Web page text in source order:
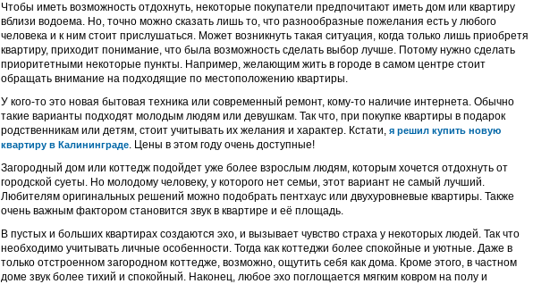
Чтобы иметь возможность отдохнуть, некоторые покупатели предпочитают иметь дом или квартиру
вблизи водоема. Но, точно можно сказать лишь то, что разнообразные пожелания есть у любого
человека и к ним стоит прислушаться. Может возникнуть такая ситуация, когда только лишь приобретя
квартиру, приходит понимание, что была возможность сделать выбор лучше. Потому нужно сделать
приоритетными некоторые пункты. Например, желающим жить в городе в самом центре стоит
обращать внимание на подходящие по местоположению квартиры.
У кого-то это новая бытовая техника или современный ремонт, кому-то наличие интернета. Обычно
такие варианты подходят молодым людям или девушкам. Так что, при покупке квартиры в подарок
родственникам или детям, стоит учитывать их желания и характер. Кстати, я решил купить новую
квартиру в Калининграде. Цены в этом году очень доступные!
Загородный дом или коттедж подойдет уже более взрослым людям, которым хочется отдохнуть от
городской суеты. Но молодому человеку, у которого нет семьи, этот вариант не самый лучший.
Любителям оригинальных решений можно подобрать пентхаус или двухуровневые квартиры. Также
очень важным фактором становится звук в квартире и её площадь.
В пустых и больших квартирах создаются эхо, и вызывает чувство страха у некоторых людей. Так что
необходимо учитывать личные особенности. Тогда как коттеджи более спокойные и уютные. Даже в
только отстроенном загородном коттедже, возможно, ощутить себя как дома. Кроме этого, в частном
доме звук более тихий и спокойный. Наконец, любое эхо поглощается мягким ковром на полу и